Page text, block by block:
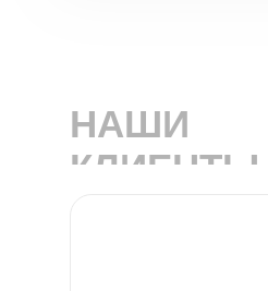
НАШИ
КЛИЕНТЫ